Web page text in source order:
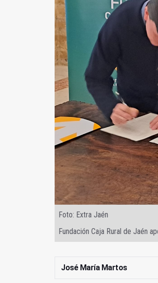
Foto: Extra Jaén
Fundación Caja Rural de Jaén
José María Martos